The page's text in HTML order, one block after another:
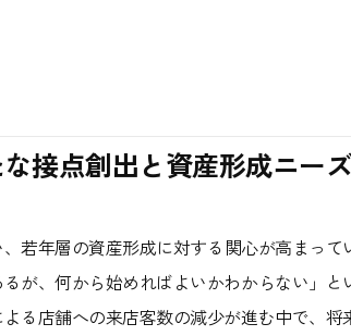
接点創出と資産形成ニー
若年層の資産形成に対する関心が高まっ
が、何から始めればよいかわからない」
る店舗への来店客数の減少が進む中で、